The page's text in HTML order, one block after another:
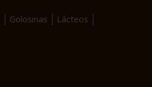
Golosinas
Lácteos